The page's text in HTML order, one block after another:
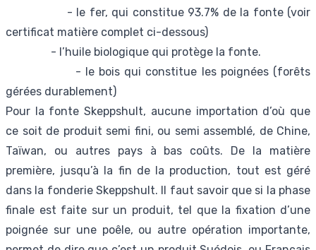
- le fer, qui constitue 93.7% de la fonte (voir
certificat matière complet ci-dessous)
- l’huile biologique qui protège la fonte.
- le bois qui constitue les poignées (forêts
gérées durablement)
Pour la fonte Skeppshult, aucune importation d’où que
ce soit de produit semi fini, ou semi assemblé, de Chine,
Taïwan, ou autres pays à bas coûts. De la matière
première, jusqu’à la fin de la production, tout est géré
dans la fonderie Skeppshult. Il faut savoir que si la phase
finale est faite sur un produit, tel que la fixation d’une
poignée sur une poêle, ou autre opération importante,